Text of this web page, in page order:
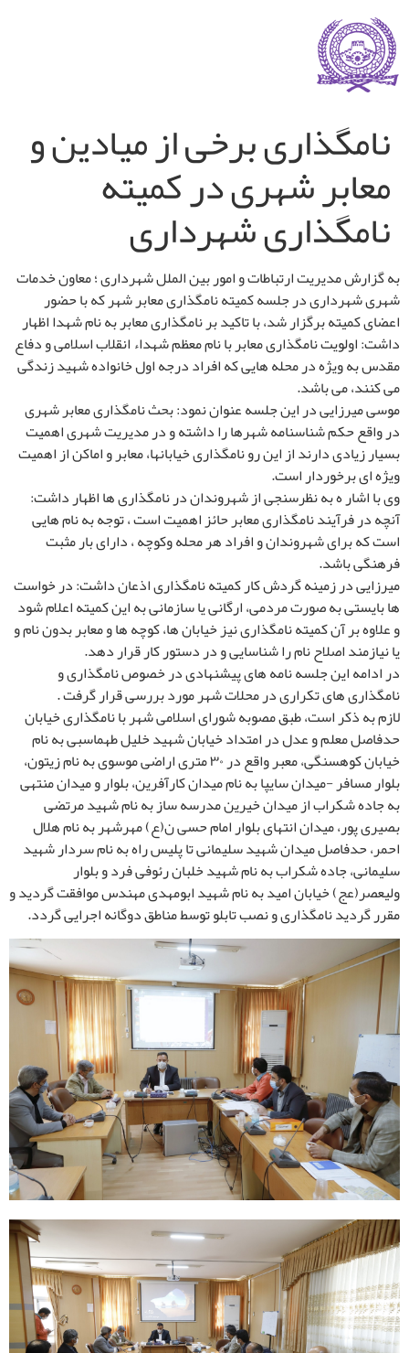
نامگذاری برخی از میادین و
معابر شهری در کمیته
نامگذاری شهرداری
به گزارش مدیریت ارتباطات و امور بین الملل شهرداری ؛ معاون خدمات
شهری شهرداری در جلسه کمیته نامگذاری معابر شهر که با حضور
اعضای کمیته برگزار شد، با تاکید بر نامگذاری معابر به نام شهدا اظهار
داشت: اولویت نامگذاری معابر با نام معظم شهداء انقلاب اسلامی و دفاع
مقدس به ویژه در محله هایی که افراد درجه اول خانواده شهید زندگی
می کنند، می باشد.
موسی میرزایی در این جلسه عنوان نمود: بحث نامگذاری معابر شهری
در واقع حکم شناسنامه شهرها را داشته و در مدیریت شهری اهمیت
بسیار زیادی دارند از این رو نامگذاری خیابانها، معابر و اماکن از اهمیت
ویژه ای برخوردار است.
وی با اشار ه به نظرسنجی از شهروندان در نامگذاری ها اظهار داشت:
آنچه در فرآیند نامگذاری معابر حائز اهمیت است ، توجه به نام هایی
است که برای شهروندان و افراد هر محله وکوچه ، دارای بار مثبت
فرهنگی باشد.
میرزایی در زمینه گردش کار کمیته نامگذاری اذعان داشت: در خواست
ها بایستی به صورت مردمی، ارگانی یا سازمانی به این کمیته اعلام شود
و علاوه بر آن کمیته نامگذاری نیز خیابان ها، کوچه ها و معابر بدون نام و
یا نیازمند اصلاح نام را شناسایی و در دستور کار قرار دهد.
در ادامه این جلسه نامه های پیشنهادی در خصوص نامگذاری و
نامگذاری های تکراری در محلات شهر مورد بررسی قرار گرفت .
لازم به ذکر است، طبق مصوبه شورای اسلامی شهر با نامگذاری خیابان
حدفاصل معلم و عدل در امتداد خیابان شهید خلیل طهماسبی به نام
خیابان کوهسنگی، معبر واقع در ۳۰ متری اراضی موسوی به نام زیتون،
بلوار مسافر -میدان سایپا به نام میدان کارآفرین، بلوار و میدان منتهی
به جاده شکراب از میدان خیرین مدرسه ساز به نام شهید مرتضی
بصیری پور، میدان انتهای بلوار امام حسی ن(ع) مهرشهر به نام هلال
احمر، حدفاصل میدان شهید سلیمانی تا پلیس راه به نام سردار شهید
سلیمانی، جاده شکراب به نام شهید خلبان رئوفی فرد و بلوار
ولیعصر(عج) خیابان امید به نام شهید ابومهدی مهندس موافقت گردید و
مقرر گردید نامگذاری و نصب تابلو توسط مناطق دوگانه اجرایی گردد.